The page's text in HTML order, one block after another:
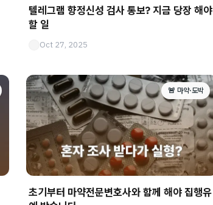
텔레그램 향정신성 검사 통보? 지금 당장 해야
할 일
Oct 27, 2025
🚨 마약·도박
초기부터 마약전문변호사와 함께 해야 집행유